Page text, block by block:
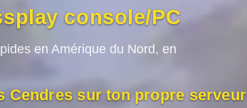
console/PC
en Amérique du Nord, en
Cendres sur ton propre serveur